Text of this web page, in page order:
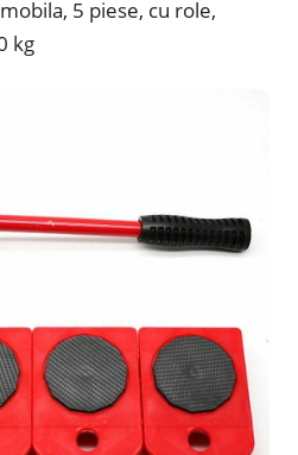
5 piese, cu role,
kg